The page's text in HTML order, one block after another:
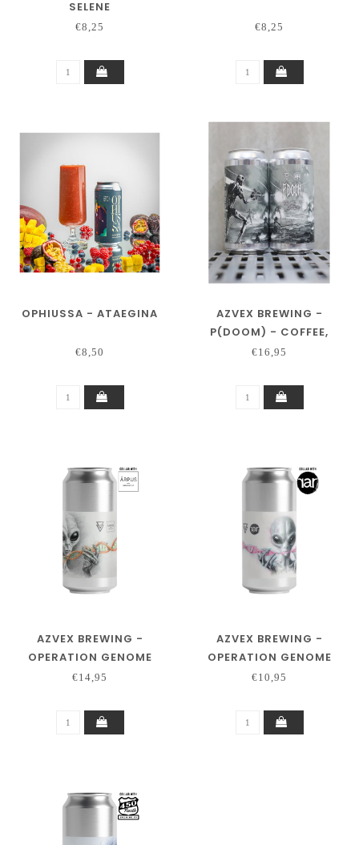
SELENE
€8,25 €8,25
OPHIUSSA - ATAEGINA
€8,50
AZVEX BREWING -
P(DOOM) - COFFEE,
COCONUT & MAPLE
€16,95
AZVEX BREWING -
OPERATION GENOME
[26.01] - ĀRPUS
€14,95
AZVEX BREWING -
OPERATION GENOME
[26.02] - RAR
€10,95